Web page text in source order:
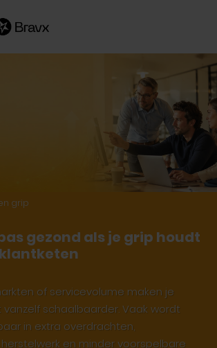
grip
gezond als je grip houdt
of servicevolume maken je
schaalbaarder. Vaak wordt
in extra overdrachten,
en minder voorspelbare